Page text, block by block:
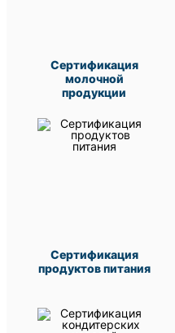
Сертификация
молочной
продукции
Сертификация
продуктов питания